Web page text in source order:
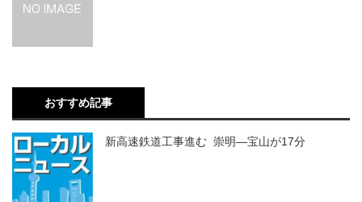
おすすめ記事
新高速鉄道工事進む 崇明―宝山が17分